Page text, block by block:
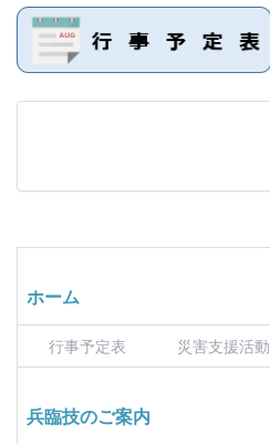
ホーム
行事予定表 災害支援活動
兵臨技のご案内